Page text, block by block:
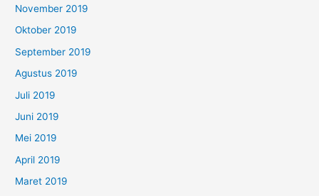
November 2019
Oktober 2019
September 2019
Agustus 2019
Juli 2019
Juni 2019
Mei 2019
April 2019
Maret 2019